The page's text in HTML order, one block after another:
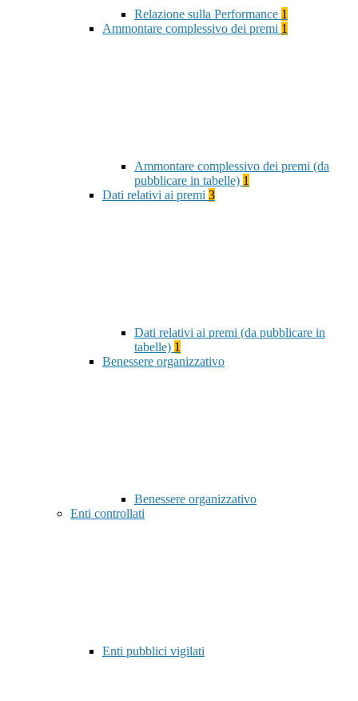
Relazione sulla Performance 1
Ammontare complessivo dei premi 1
Ammontare complessivo dei premi (da
pubblicare in tabelle) 1
Dati relativi ai premi 3
Dati relativi ai premi (da pubblicare in
tabelle) 1
Benessere organizzativo
Benessere organizzativo
Enti controllati
Enti pubblici vigilati